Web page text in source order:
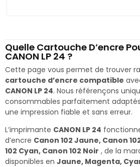
Quelle Cartouche D’encre
CANON LP 24 ?
Cette page vous permet de trouver
cartouche d’encre compatible
CANON LP 24. Nous référençons
consommables parfaitement
une impression fiable et sans erreur.
L’imprimante CANON LP 24
d’encre Canon 102 Jaune, Canon
102 Cyan, Canon 102 Noir , de la
disponibles en Jaune, Magenta,